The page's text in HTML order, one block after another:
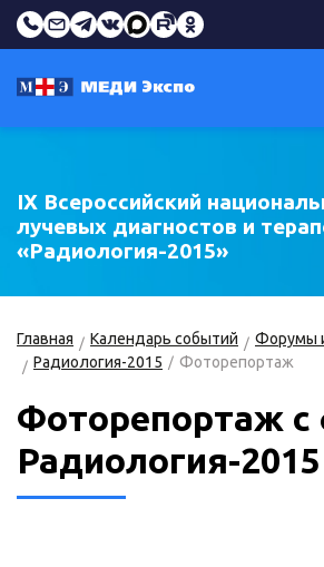
IX Всероссийский
лучевых диагностов и
«Радиология-2015»
Главная Календарь событий Форумы
Радиология-2015
Фоторепортаж
Фоторепортаж с
Радиология-2015